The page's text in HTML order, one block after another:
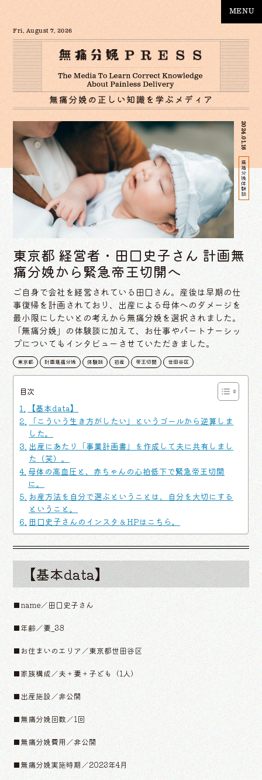
MENU
Fri, August 7, 2026
2024.01.16
無痛分娩体験談
東京都 経営者・田口史子さん 計画無
痛分娩から緊急帝王切開へ
ご自身で会社を経営されている田口さん。産後は早期の仕
事復帰を計画されており、出産による母体へのダメージを
最小限にしたいとの考えから無痛分娩を選択されました。
「無痛分娩」の体験談に加えて、お仕事やパートナーシッ
プについてもインタビューさせていただきました。
東京都 計画無痛分娩 体験談 初産 帝王切開 世田谷区
目次
【基本data】
「こういう生き方がしたい」というゴールから逆算しま
した。
出産にあたり「事業計画書」を作成して夫に共有しまし
た（笑）。
母体の高血圧と、赤ちゃんの心拍低下で緊急帝王切開
に。
お産方法を自分で選ぶということは、自分を大切にする
ということ。
田口史子さんのインスタ＆HPはこちら。
【基本data】
■name／田口史子さん
■年齢／妻_38
■お住まいのエリア／東京都世田谷区
■家族構成／夫＋妻＋子ども（1人）
■出産施設／非公開
■無痛分娩回数／1回
■無痛分娩費用／非公開
■無痛分娩実施時期／2023年4月